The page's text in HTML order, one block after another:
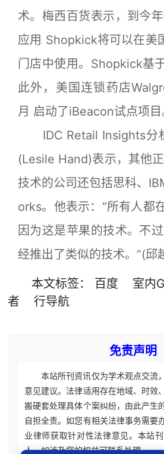
术。梅西百货表示，到今
应用 Shopkick将可以在美
门店中使用。Shopkick基
此外，美国连锁药店
月 启动了iBeacon试点项目
IDC Retail Insights分
(Lesile Hand)表示，其他
技术的公司还包括思科、
orks。他表示：“所有人都
因为这是苹果的技术。不
经推出了类似的技术。”(邱
本文标签： 百度 室内
者
行导航
免责声明
本站所刊资讯仅为学术观点交流
意见建议。法律适用存在地域、时效
搬硬套处理具体个案纠纷，由此产生
自担全责。如您有相关法律事务需要
业律师获取针对性法律意见。本站
人，如涉及您的权益可联系处理。